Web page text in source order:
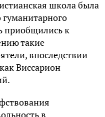
школа была
приобщились к
такие
впоследствии
Виссарион